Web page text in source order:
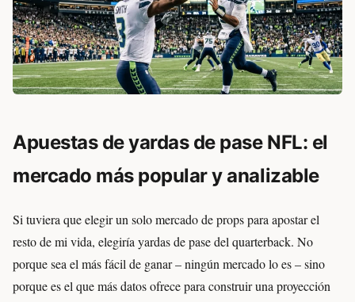
Apuestas de yardas de pase NFL: el
mercado más popular y analizable
Si tuviera que elegir un solo mercado de props para apostar el
resto de mi vida, elegiría yardas de pase del quarterback. No
porque sea el más fácil de ganar – ningún mercado lo es – sino
porque es el que más datos ofrece para construir una proyección